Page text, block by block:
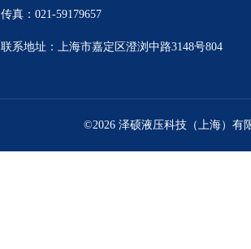
传真：021-59179657
联系地址：上海市嘉定区澄浏中路3148号804
©2026 泽硕液压科技（上海）有